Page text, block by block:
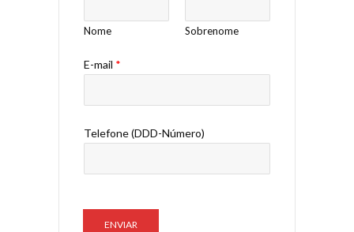
Nome Sobrenome
E-mail *
Telefone (DDD-Número)
ENVIAR